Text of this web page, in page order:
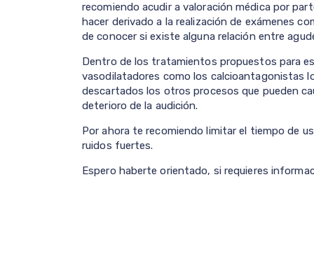
recomiendo acudir a valoración médica por
hacer derivado a la realización de exámenes
de conocer si existe alguna relación entre
Dentro de los tratamientos propuestos para
vasodilatadores como los calcioantagonistas
descartados los otros procesos que pueden
deterioro de la audición.
Por ahora te recomiendo limitar el tiempo de
ruidos fuertes.
Espero haberte orientado, si requieres